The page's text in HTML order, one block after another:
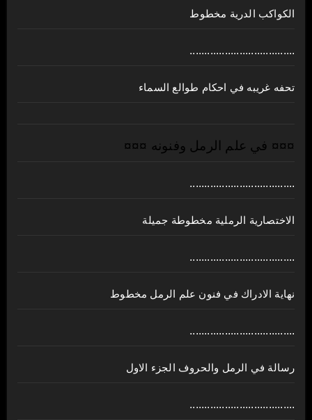
الكواكب الدرية مخطوط
....................................
تحفه غريبه في احكام طوالع السماء
¤¤¤ في علم الرمل وفنونه ¤¤¤
....................................
الاختصارية الرملية مخطوطة جميلة
....................................
نهاية الادراك في فنون علم الرمل مخطوط
....................................
رسالة في الرمل والحروف الجزء الاول
....................................